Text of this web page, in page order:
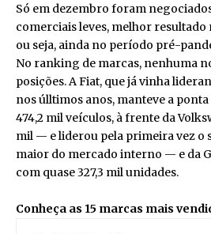
Só em dezembro foram
comerciais leves, melhor resultado
ou seja, ainda no período pré-
No ranking de marcas, nenhuma
posições. A Fiat, que já vinha
nos úlltimos anos, manteve a
474,2 mil veículos, à frente da
mil — e liderou pela primeira vez o
maior do mercado interno — e da
com quase 327,3 mil unidades.
Conheça as 15 marcas mais